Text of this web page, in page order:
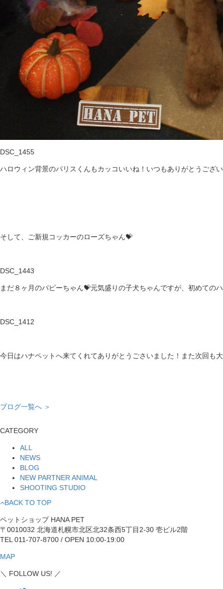
DSC_1455
ハロウィン背景のパリスくんもカッコいいね！いつもありがとうござ
そして、ご新規コッカーのローズちゃん💝
DSC_1443
まだ８ヶ月のパピーちゃん💝元気盛りの子犬ちゃんですが、初めての
DSC_1412
今日はハナペットへ来てくれてありがとうごさいました！また次回も
ブログ一覧へ ＞
CATEGORY
ALL
NEWS
BLOG
NEW PARTNER ANIMAL
SHOOTING STUDIO
BACK TO TOP
ペットショップ HANA PET
〒0010032 北海道札幌市北区北32条西5丁目2-30 壱ビル2階
TEL 011-707-8700 / OPEN 10:00-19:00
MAP
＼ FOLLOW US! ／